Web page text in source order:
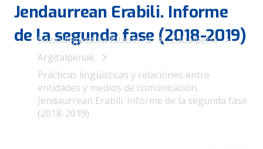
Jendaurrean Erabili. Informe
de la segunda fase (2018-2019)
Soziolinguistika Klusterra
Zabalpena
Argitalpenak
Prácticas lingüísticas y relaciones entre
entidades y medios de comunicación.
Jendaurrean Erabili. Informe de la segunda fase
(2018-2019)